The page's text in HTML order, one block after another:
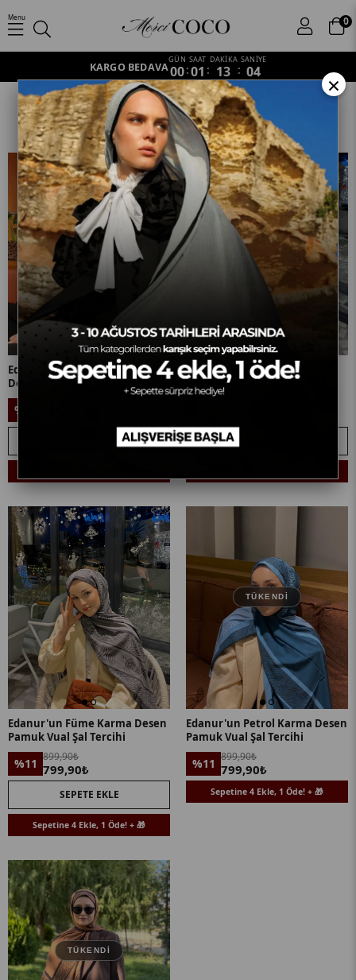
0
Menu
KARGO BEDAVA
GÜN
00:
SAAT
01 :
DAKİKA
13 :
SANİYE
03
Karma Desen
Anasayfa Şal Pamuk Vual Şal Karma Desen
Edanur'un Acı Kahve Karma
Desen Pamuk Vual Şal Tercihi
%11
Edanur'un Bej Karma Desen
Pamuk Vual Şal Tercihi
Edanur'un Füme Karma Desen
Pamuk Vual Şal Tercihi
%11 899,90₺
799,90₺
SEPETE EKLE
Sepetine 4 Ekle, 1 Öde! + 🎁
TÜKENDI
Edanur'un Petrol Karma Desen
Pamuk Vual Şal Tercihi
%11 899,90₺
799,90₺
Sepetine 4 Ekle, 1 Öde! + 🎁
TÜKENDI
×